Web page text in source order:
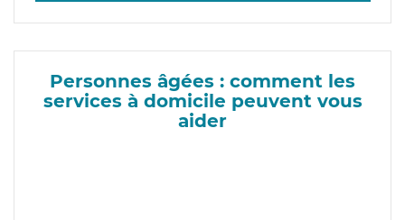
Personnes âgées : comment les
services à domicile peuvent vous
aider